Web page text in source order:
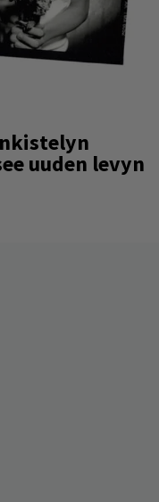
uuden levyn